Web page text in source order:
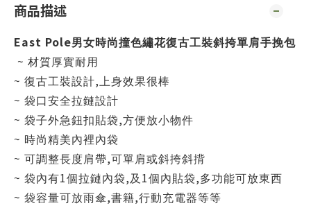
商品描述
East Pole男女時尚撞色繡花復古工裝斜挎單肩手挽包
~ 材質厚實耐用
~ 復古工裝設計, 上身效果很棒
~ 袋口安全拉鏈設計
~ 袋子外急鈕扣貼袋,方便放小物件
~ 時尚精美內裡內袋
~ 可調整長度肩帶,可單肩或斜挎斜揹
~ 袋內有1個拉鏈內袋, 及 1個內貼袋,多功能可放東西
~ 袋容量可放雨傘,書籍,行動充電器等等